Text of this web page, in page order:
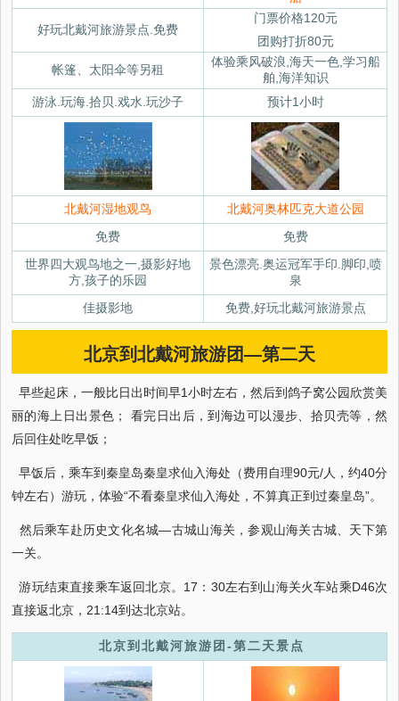
好玩北戴河旅游景点.免费
门票价格120元
团购打折80元
帐篷、太阳伞等另租
体验乘风破浪,海天一色,学习船
舶,海洋知识
游泳.玩海.拾贝.戏水.玩沙子
预计1小时
北戴河湿地观鸟
北戴河奥林匹克大道公园
免费
免费
世界四大观鸟地之一,摄影好地
方,孩子的乐园
景色漂亮.奥运冠军手印.脚印,喷
泉
佳摄影地
免费,好玩北戴河旅游景点
北京到北戴河旅游团—第二天
早些起床，一般比日出时间早1小时左右，然后到鸽子窝公园欣赏美
丽的海上日出景色； 看完日出后，到海边可以漫步、拾贝壳等，然
后回住处吃早饭；
早饭后，乘车到秦皇岛秦皇求仙入海处（费用自理90元/人，约40分
钟左右）游玩，体验“不看秦皇求仙入海处，不算真正到过秦皇岛”。
然后乘车赴历史文化名城—古城山海关，参观山海关古城、天下第
一关。
游玩结束直接乘车返回北京。17：30左右到山海关火车站乘D46次
直接返北京，21:14到达北京站。
北京到北戴河旅游团-第二天景点